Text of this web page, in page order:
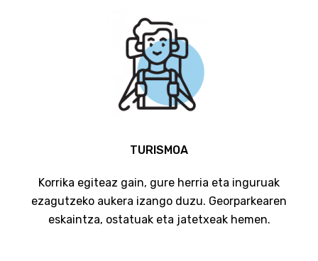
TURISMOA
Korrika egiteaz gain, gure herria eta inguruak
ezagutzeko aukera izango duzu. Georparkearen
eskaintza, ostatuak eta jatetxeak hemen.